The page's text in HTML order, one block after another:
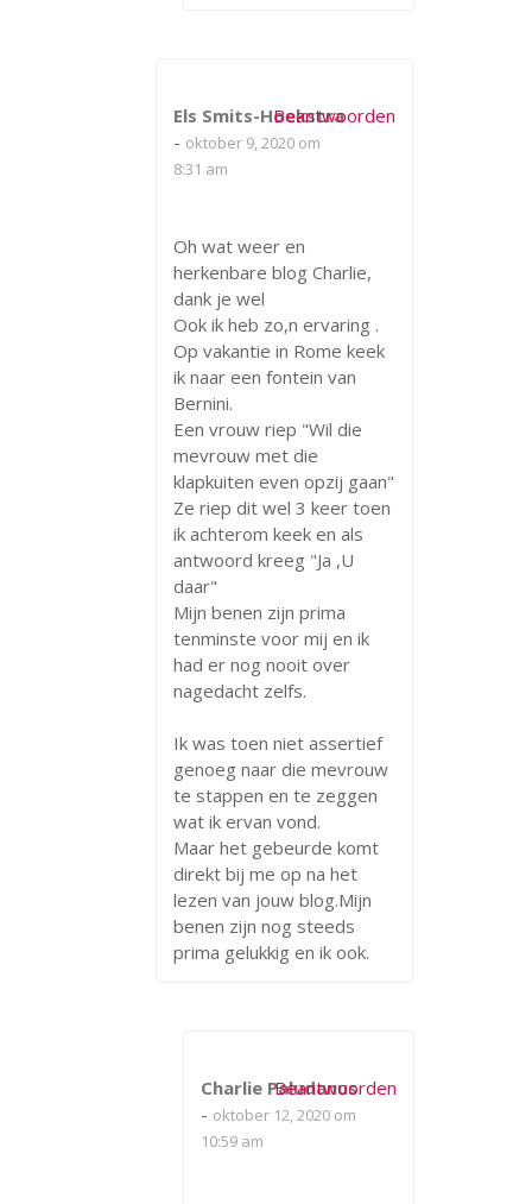
Els Smits-Hoekstra
- oktober 9, 2020 om
8:31 am
Oh wat weer en
herkenbare blog Charlie,
dank je wel
Ook ik heb zo,n ervaring .
Op vakantie in Rome keek
ik naar een fontein van
Bernini.
Een vrouw riep "Wil die
mevrouw met die
klapkuiten even opzij gaan"
Ze riep dit wel 3 keer toen
ik achterom keek en als
antwoord kreeg "Ja ,U
daar"
Mijn benen zijn prima
tenminste voor mij en ik
had er nog nooit over
nagedacht zelfs.
Ik was toen niet assertief
genoeg naar die mevrouw
te stappen en te zeggen
wat ik ervan vond.
Maar het gebeurde komt
direkt bij me op na het
lezen van jouw blog.Mijn
benen zijn nog steeds
prima gelukkig en ik ook.
Beantwoorden
Charlie Paludanus
- oktober 12, 2020 om
10:59 am
Beantwoorden